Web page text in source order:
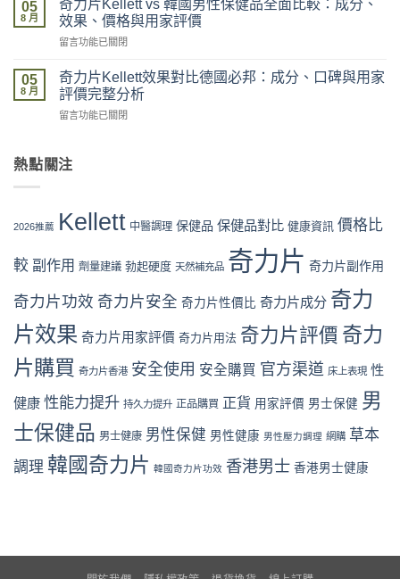
假
評
拆
與
理
性
指
南〉
買
流
程
整
教
從
到
一
次
懂〉
中
片
Kellett
vs
本
男
性
保
成
與
口
全
對
比
（2026
香
港
篇）〉
中
05
8 月
奇力片Kellett vs 韓國男性保健品全面比較：成分、
效果、價格與用家評價
在
力
片
Kellett
vs
男
品
比
成
效
果、
價
格
用
家
評
中
留言功能已關閉
05
8 月
奇力片Kellett效果對比德國必邦：成分、口碑與用家
評價完整分析
在
片
Kellett
對
國
邦：
成
分、
口
碑
與
家
價
整
留言功能已關閉
熱點關注
2026推薦 Kellett 中醫調理 保健品 保健品對比 健康資訊 價格比
較 副作用 劑量建議 勃起硬度 天然補充品 奇力片 奇力片副作用
奇力片功效 奇力片安全 奇力片性價比 奇力片成分 奇力
片效果 奇力片用家評價 奇力片用法 奇力片評價 奇力
片購買 奇力片香港 安全使用 安全購買 官方渠道 床上表現 性
健康 性能力提升 持久力提升 正品購買 正貨 用家評價 男士保健 男
士保健品 男士健康 男性保健 男性健康 男性壓力調理 網購 草本
調理 韓國奇力片 韓國奇力片功效 香港男士 香港男士健康